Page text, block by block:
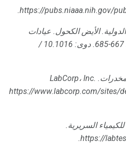
https://pubs.niaaa.nih.gov/
الأيض الكحول. عيادات
دوى: 10.1016 /
LabCorp، Inc.
https://www.labcorp.com/sites/
السريرية.
https://